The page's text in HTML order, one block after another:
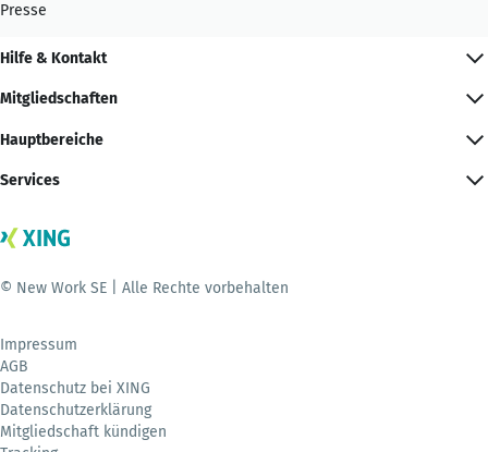
Presse
Hilfe & Kontakt
Mitgliedschaften
Hauptbereiche
Services
© New Work SE | Alle Rechte vorbehalten
Impressum
AGB
Datenschutz bei XING
Datenschutzerklärung
Mitgliedschaft kündigen